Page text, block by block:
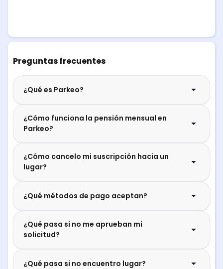
Preguntas frecuentes
¿Qué es Parkeo?
¿Cómo funciona la pensión mensual en
Parkeo?
¿Cómo cancelo mi suscripción hacia un
lugar?
¿Qué métodos de pago aceptan?
¿Qué pasa si no me aprueban mi
solicitud?
¿Qué pasa si no encuentro lugar?